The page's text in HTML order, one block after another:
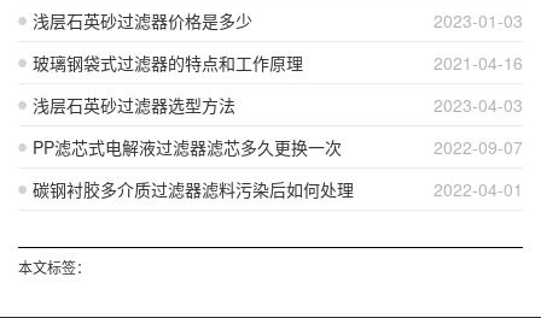
2023-01-03
浅层石英砂过滤器价格是多少
2021-04-16
玻璃钢袋式过滤器的特点和工作原理
2023-04-03
浅层石英砂过滤器选型方法
2022-09-07
PP滤芯式电解液过滤器滤芯多久更换一次
2022-04-01
碳钢衬胶多介质过滤器滤料污染后如何处理
本文标签：